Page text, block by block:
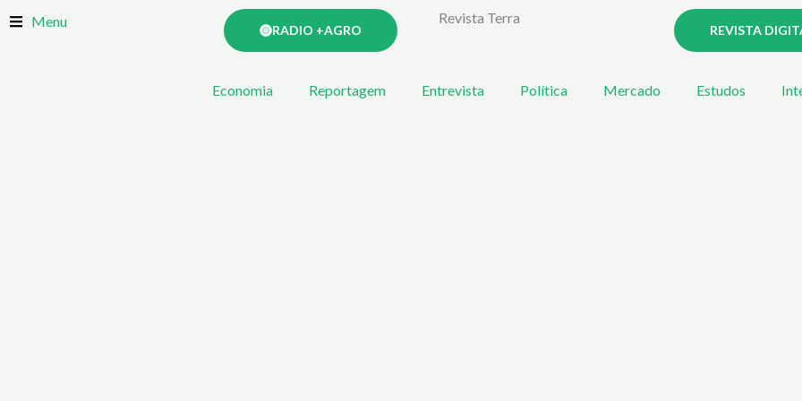
Menu
RADIO +AGRO
Revista Terra
REVISTA
Economia Reportagem Entrevista Política Mercado Estudos